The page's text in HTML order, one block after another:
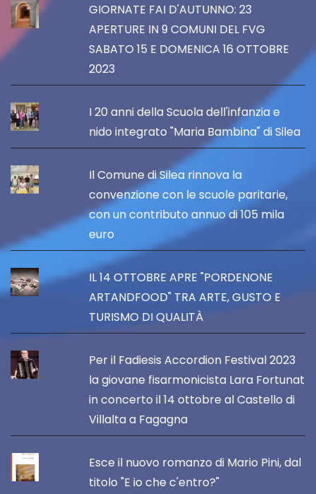
GIORNATE FAI D'AUTUNNO: 23
APERTURE IN 9 COMUNI DEL FVG
SABATO 15 E DOMENICA 16 OTTOBRE
2023
I 20 anni della Scuola dell'infanzia e
nido integrato "Maria Bambina" di Silea
Il Comune di Silea rinnova la
convenzione con le scuole paritarie,
con un contributo annuo di 105 mila
euro
IL 14 OTTOBRE APRE "PORDENONE
ARTANDFOOD" TRA ARTE, GUSTO E
TURISMO DI QUALITÀ
Per il Fadiesis Accordion Festival 2023
la giovane fisarmonicista Lara Fortunat
in concerto il 14 ottobre al Castello di
Villalta a Fagagna
Esce il nuovo romanzo di Mario Pini, dal
titolo "E io che c'entro?"